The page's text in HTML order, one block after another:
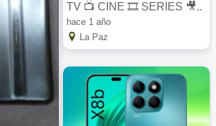
TV 📺 CINE 🎞️ SERIES 🎥..
hace 1 año
La Paz